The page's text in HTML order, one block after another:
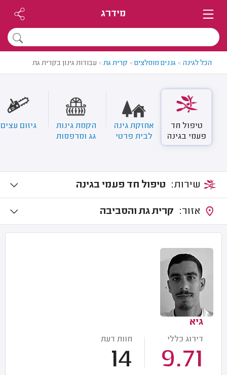
מידרג
הכל לגינה > גננים מומלצים> קרית גת> עבודות גינון בקרית גת
טיפול חד
פעמי בגינה
אחזקת גינה
לבית פרטי
הקמת גינות
גג ומרפסות
גיזום עצים
טיפול חד פעמי בגינה
קרית גת והסביבה
גיא
דירוג כללי
9.71
חוות דעת
14